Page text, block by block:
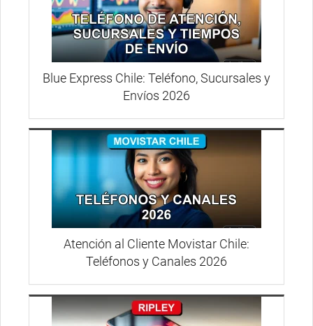
Blue Express Chile: Teléfono, Sucursales y
Envíos 2026
Atención al Cliente Movistar Chile:
Teléfonos y Canales 2026